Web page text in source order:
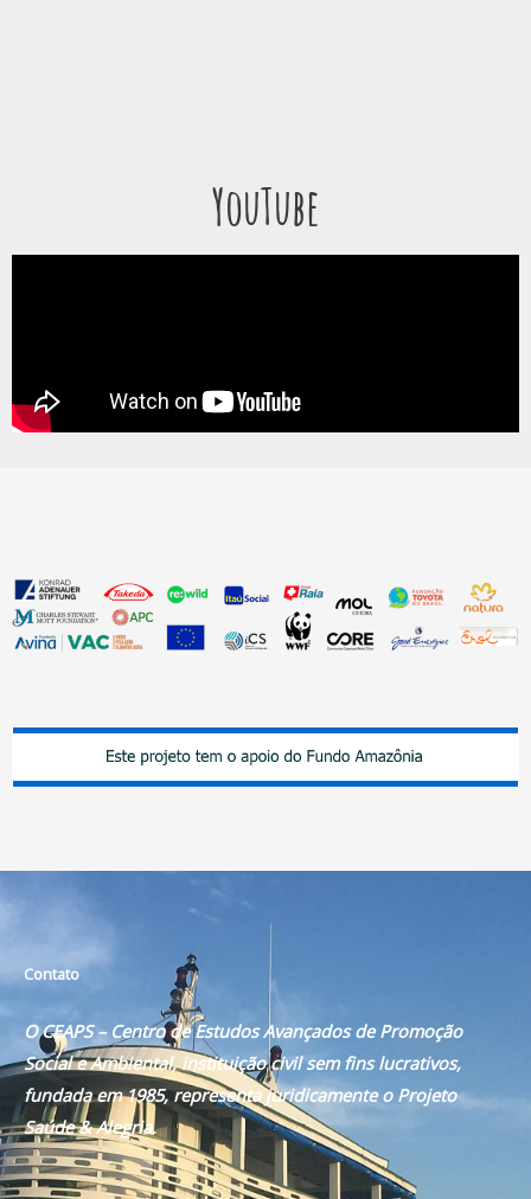
YouTube
Contato
O CEAPS – Centro de Estudos Avançados de Promoção
Social e Ambiental, instituição civil sem fins lucrativos,
fundada em 1985, representa juridicamente o Projeto
Saúde & Alegria.